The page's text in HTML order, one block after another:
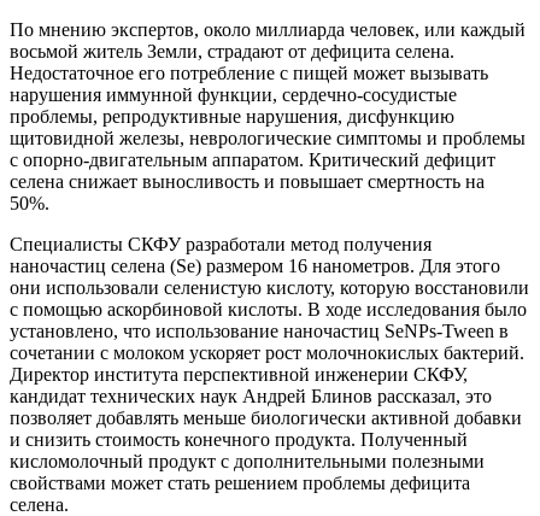
По мнению экспертов, около миллиарда человек, или каждый
восьмой житель Земли, страдают от дефицита селена.
Недостаточное его потребление с пищей может вызывать
нарушения иммунной функции, сердечно-сосудистые
проблемы, репродуктивные нарушения, дисфункцию
щитовидной железы, неврологические симптомы и проблемы
с опорно-двигательным аппаратом. Критический дефицит
селена снижает выносливость и повышает смертность на
50%.
Специалисты СКФУ разработали метод получения
наночастиц селена (Se) размером 16 нанометров. Для этого
они использовали селенистую кислоту, которую восстановили
с помощью аскорбиновой кислоты. В ходе исследования было
установлено, что использование наночастиц SeNPs-Tween в
сочетании с молоком ускоряет рост молочнокислых бактерий.
Директор института перспективной инженерии СКФУ,
кандидат технических наук Андрей Блинов рассказал, это
позволяет добавлять меньше биологически активной добавки
и снизить стоимость конечного продукта. Полученный
кисломолочный продукт с дополнительными полезными
свойствами может стать решением проблемы дефицита
селена.